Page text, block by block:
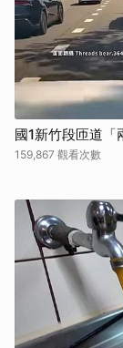
國1新竹段匝道
159,867 觀看次數